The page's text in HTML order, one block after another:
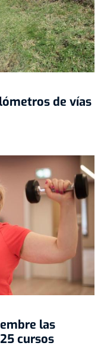
de vías
las
cursos